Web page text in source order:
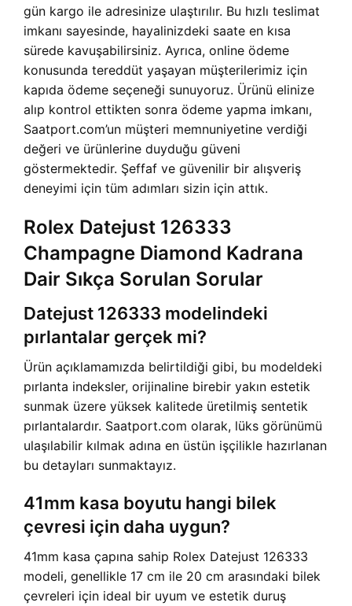
gün kargo ile adresinize ulaştırılır. Bu hızlı teslimat
imkanı sayesinde, hayalinizdeki saate en kısa
sürede kavuşabilirsiniz. Ayrıca, online ödeme
konusunda tereddüt yaşayan müşterilerimiz için
kapıda ödeme seçeneği sunuyoruz. Ürünü elinize
alıp kontrol ettikten sonra ödeme yapma imkanı,
Saatport.com’un müşteri memnuniyetine verdiği
değeri ve ürünlerine duyduğu güveni
göstermektedir. Şeffaf ve güvenilir bir alışveriş
deneyimi için tüm adımları sizin için attık.
Rolex Datejust 126333
Champagne Diamond Kadrana
Dair Sıkça Sorulan Sorular
Datejust 126333 modelindeki
pırlantalar gerçek mi?
Ürün açıklamamızda belirtildiği gibi, bu modeldeki
pırlanta indeksler, orijinaline birebir yakın estetik
sunmak üzere yüksek kalitede üretilmiş sentetik
pırlantalardır. Saatport.com olarak, lüks görünümü
ulaşılabilir kılmak adına en üstün işçilikle hazırlanan
bu detayları sunmaktayız.
41mm kasa boyutu hangi bilek
çevresi için daha uygun?
41mm kasa çapına sahip Rolex Datejust 126333
modeli, genellikle 17 cm ile 20 cm arasındaki bilek
çevreleri için ideal bir uyum ve estetik duruş